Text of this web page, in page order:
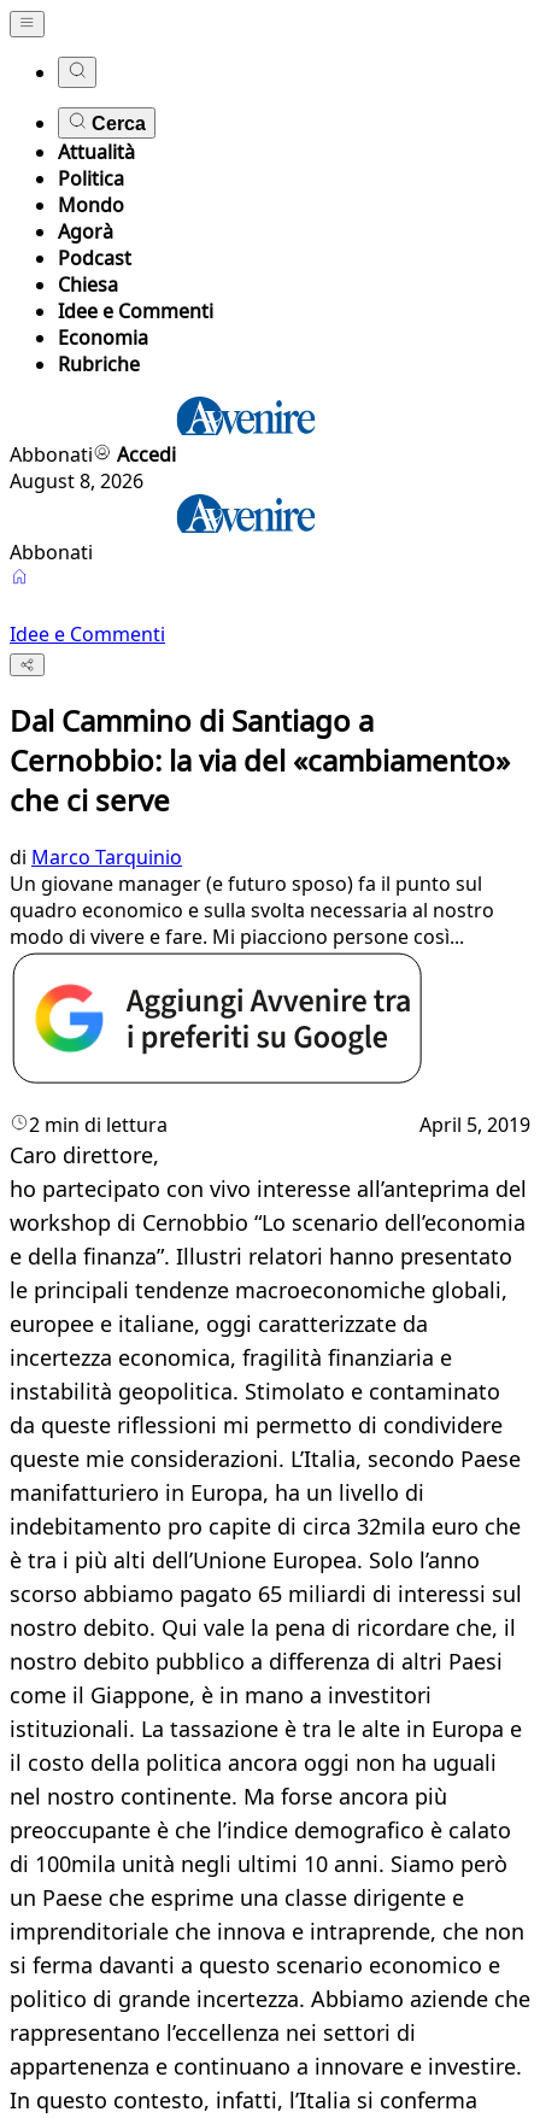
Cerca
Attualità
Politica
Mondo
Agorà
Podcast
Chiesa
Idee e Commenti
Economia
Rubriche
Abbonati
Accedi
August 8, 2026
Abbonati
Idee e Commenti
Dal Cammino di Santiago a
Cernobbio: la via del «cambiamento»
che ci serve
di Marco Tarquinio
Un giovane manager (e futuro sposo) fa il punto sul
quadro economico e sulla svolta necessaria al nostro
modo di vivere e fare. Mi piacciono persone così...
2 min di lettura April 5, 2019
Caro direttore,
ho partecipato con vivo interesse all’anteprima del
workshop di Cernobbio “Lo scenario dell’economia
e della finanza”. Illustri relatori hanno presentato
le principali tendenze macroeconomiche globali,
europee e italiane, oggi caratterizzate da
incertezza economica, fragilità finanziaria e
instabilità geopolitica. Stimolato e contaminato
da queste riflessioni mi permetto di condividere
queste mie considerazioni. L’Italia, secondo Paese
manifatturiero in Europa, ha un livello di
indebitamento pro capite di circa 32mila euro che
è tra i più alti dell’Unione Europea. Solo l’anno
scorso abbiamo pagato 65 miliardi di interessi sul
nostro debito. Qui vale la pena di ricordare che, il
nostro debito pubblico a differenza di altri Paesi
come il Giappone, è in mano a investitori
istituzionali. La tassazione è tra le alte in Europa e
il costo della politica ancora oggi non ha uguali
nel nostro continente. Ma forse ancora più
preoccupante è che l’indice demografico è calato
di 100mila unità negli ultimi 10 anni. Siamo però
un Paese che esprime una classe dirigente e
imprenditoriale che innova e intraprende, che non
si ferma davanti a questo scenario economico e
politico di grande incertezza. Abbiamo aziende che
rappresentano l’eccellenza nei settori di
appartenenza e continuano a innovare e investire.
In questo contesto, infatti, l’Italia si conferma